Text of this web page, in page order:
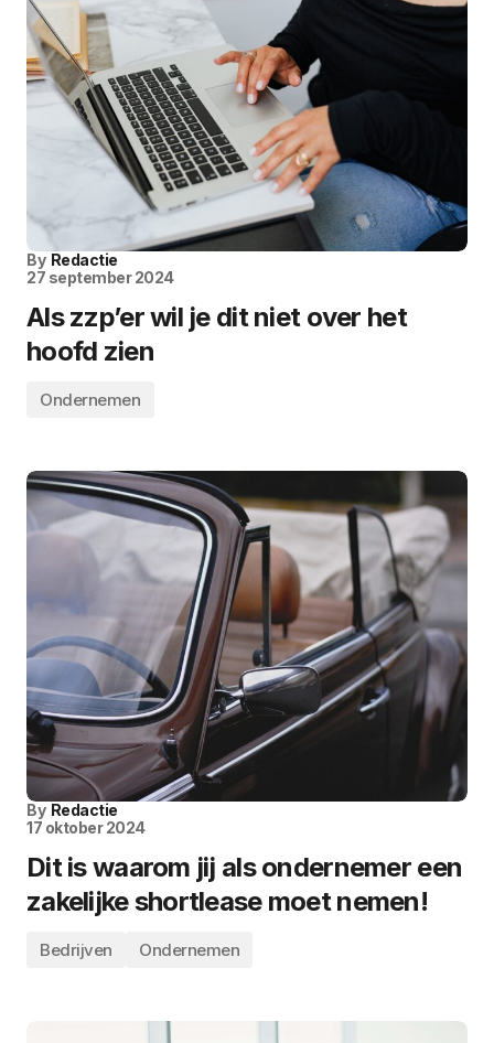
By Redactie
27 september 2024
Als zzp’er wil je dit niet over het
hoofd zien
Ondernemen
By Redactie
17 oktober 2024
Dit is waarom jij als ondernemer een
zakelijke shortlease moet nemen!
Bedrijven Ondernemen